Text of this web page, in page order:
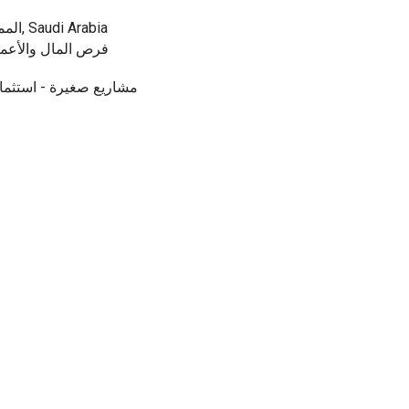
المملكة العربية السعودية, المملكة العربية السعودية, Saudi Arabia
فرص المال
مشاريع صغيرة -